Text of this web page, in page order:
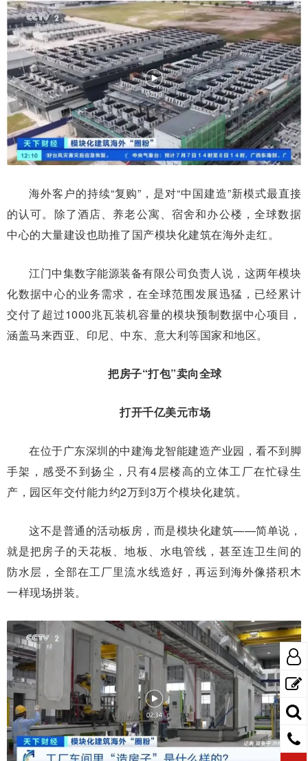
海外客户的持续“复购”，是对“中国建造”新模式最直接
的认可。除了酒店、养老公寓、宿舍和办公楼，全球数据
中心的大量建设也助推了国产模块化建筑在海外走红。
江门中集数字能源装备有限公司负责人说，这两年模块
化数据中心的业务需求，在全球范围发展迅猛，已经累计
交付了超过1000兆瓦装机容量的模块预制数据中心项目，
涵盖马来西亚、印尼、中东、意大利等国家和地区。
把房子“打包”卖向全球
打开千亿美元市场
在位于广东深圳的中建海龙智能建造产业园，看不到脚
手架，感受不到扬尘，只有4层楼高的立体工厂在忙碌生
产，园区年交付能力约2万到3万个模块化建筑。
这不是普通的活动板房，而是模块化建筑——简单说，
就是把房子的天花板、地板、水电管线，甚至连卫生间的
防水层，全部在工厂里流水线造好，再运到海外像搭积木
一样现场拼装。